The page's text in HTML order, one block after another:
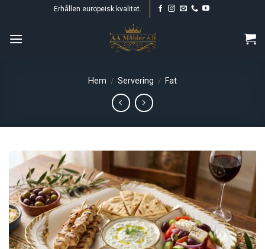
content
Erhållen europeisk kvalitet.
Hem / Servering / Fat